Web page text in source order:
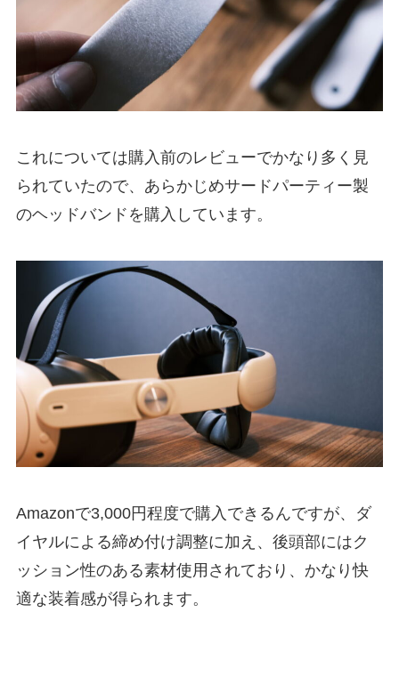
これについては購入前のレビューでかなり多く見
られていたので、あらかじめサードパーティー製
のヘッドバンドを購入しています。
Amazonで3,000円程度で購入できるんですが、ダ
イヤルによる締め付け調整に加え、後頭部にはク
ッション性のある素材使用されており、かなり快
適な装着感が得られます。